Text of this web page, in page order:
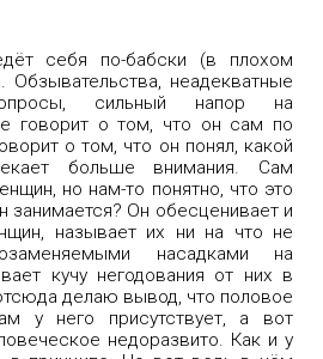
себя по-бабски (в плохом
неадекватные
сильный напор на
говорит о том, что он сам по
о том, что он понял, какой
больше внимания. Сам
но нам-то понятно, что это
занимается? Он обесценивает и
называет их ни на что не
насадками на
кучу негодования от них в
делаю вывод, что половое
у него присутствует, а вот
недоразвито. Как и у